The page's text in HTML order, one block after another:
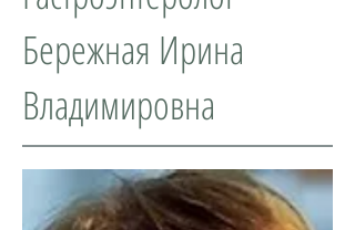
Бережная Ирина
Владимировна